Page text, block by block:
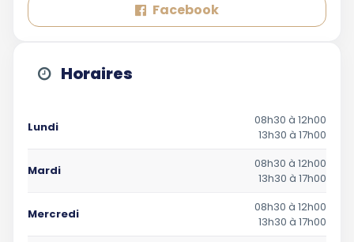
Facebook
Horaires
Lundi
08h30 à 12h00
13h30 à 17h00
Mardi
08h30 à 12h00
13h30 à 17h00
Mercredi
08h30 à 12h00
13h30 à 17h00